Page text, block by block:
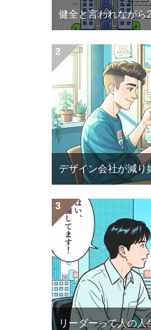
健全と言われながら
デザイン会社が減り
リーダーって人の人